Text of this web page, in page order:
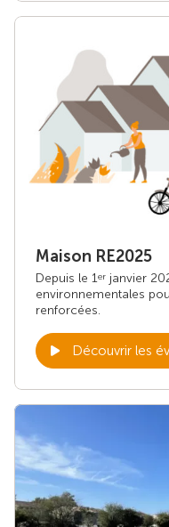
Maison RE2025
Depuis le 1er janvier
environnementales
renforcées.
Découvrir les